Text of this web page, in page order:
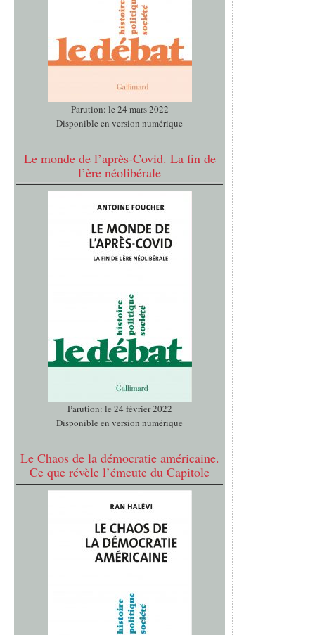
Parution: le 24 mars 2022
Disponible en version numérique
Le monde de l’après-Covid. La fin de
l’ère néolibérale
Parution: le 24 février 2022
Disponible en version numérique
Le Chaos de la démocratie américaine.
Ce que révèle l’émeute du Capitole